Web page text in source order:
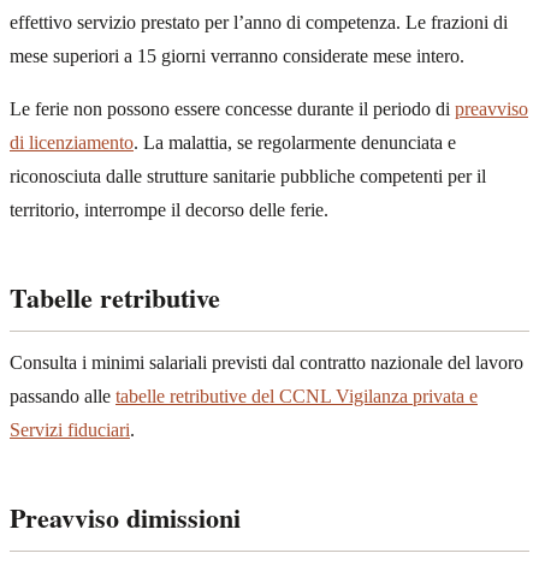
effettivo servizio prestato per l’anno di competenza. Le frazioni di
mese superiori a 15 giorni verranno considerate mese intero.
Le ferie non possono essere concesse durante il periodo di preavviso
di licenziamento. La malattia, se regolarmente denunciata e
riconosciuta dalle strutture sanitarie pubbliche competenti per il
territorio, interrompe il decorso delle ferie.
Tabelle retributive
Consulta i minimi salariali previsti dal contratto nazionale del lavoro
passando alle tabelle retributive del CCNL Vigilanza privata e
Servizi fiduciari.
Preavviso dimissioni